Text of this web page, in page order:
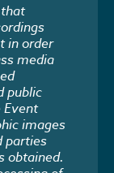
in order
media
public
Event
images
parties
obtained.